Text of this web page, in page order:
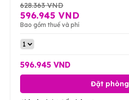
628.363 VND
596.945 VND
Bao gồm thuế và phí
596.945 VND
Đặt phòng